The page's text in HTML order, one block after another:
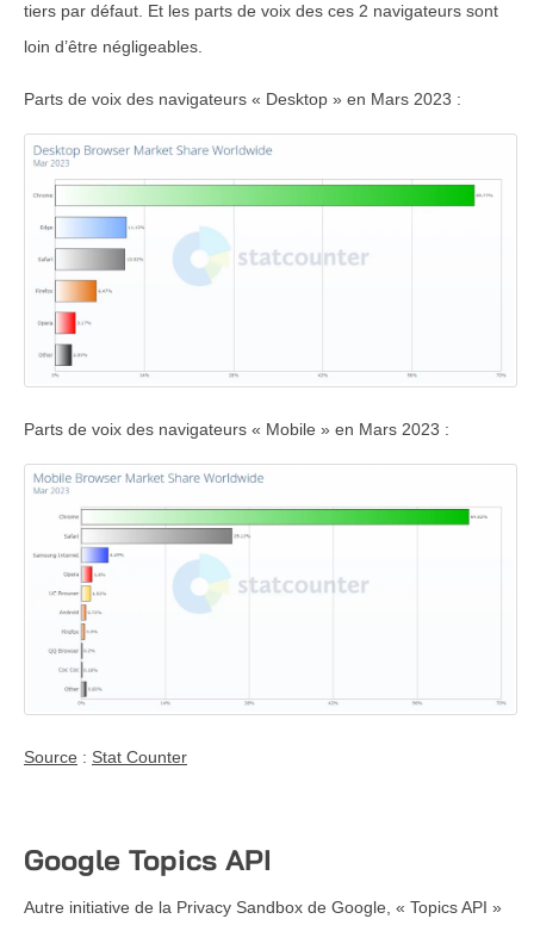
tiers par défaut. Et les parts de voix des ces 2 navigateurs sont
loin d’être négligeables.
Parts de voix des navigateurs « Desktop » en Mars 2023 :
Parts de voix des navigateurs « Mobile » en Mars 2023 :
Source : Stat Counter
Google Topics API
Autre initiative de la Privacy Sandbox de Google, « Topics API »